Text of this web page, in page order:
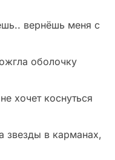
вернёшь меня с
оболочку
хочет коснуться
звезды в карманах,